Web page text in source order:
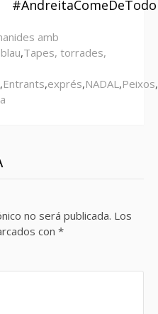
#AndreitaComeDeTodo
amb
,Tapes, torrades,
,Entrants,exprés,NADAL,Peixos,
no será publicada. Los
con *